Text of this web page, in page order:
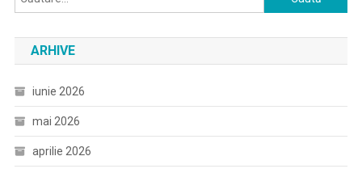
după:
ARHIVE
iunie 2026
mai 2026
aprilie 2026